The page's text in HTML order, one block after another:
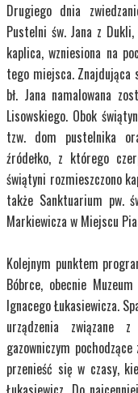
Drugiego dnia
Pustelni św. Jana z
kaplica, wzniesiona na
tego miejsca.
bł. Jana namalowana
Lisowskiego. Obok
tzw. dom pustelnika
źródełko, z którego
świątyni rozmieszczono
także Sanktuarium pw.
Markiewicza w Miejscu
Kolejnym punktem
Bóbrce, obecnie
Ignacego Łukasiewicza.
urządzenia związane
gazowniczym
przenieść się w czasy,